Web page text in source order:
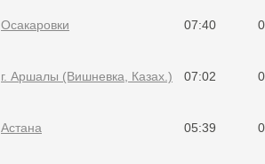
Осакаровки 07:40
г. Аршалы (Вишневка, Казах.) 07:02
Астана 05:39